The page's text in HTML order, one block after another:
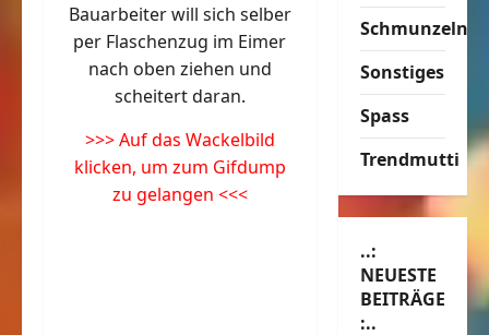
Bauarbeiter will sich selber
per Flaschenzug im Eimer
nach oben ziehen und
scheitert daran.
>>> Auf das Wackelbild
klicken, um zum Gifdump
zu gelangen <<<
Schmunzeln
Sonstiges
Spass
Trendmutti
..:
NEUESTE
BEITRÄGE
:..